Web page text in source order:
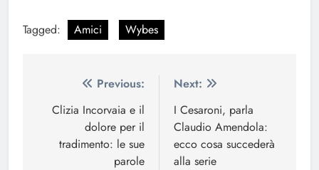
Tagged: Amici Wybes
Navigazione
articoli
Previous:
Clizia Incorvaia e il
dolore per il
tradimento: le sue
parole
Next:
I Cesaroni, parla
Claudio Amendola:
ecco cosa succederà
alla serie